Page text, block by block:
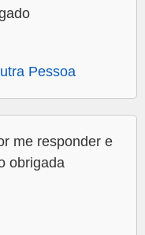
Pessoa
me responder e
obrigada